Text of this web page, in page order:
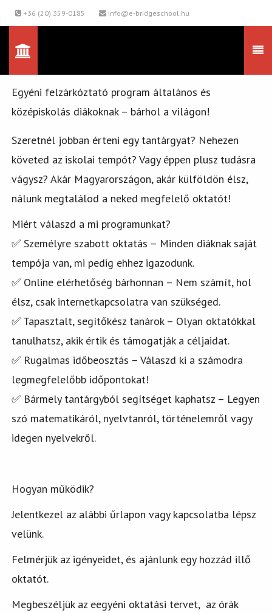
+36 (20) 359-0185 info@e-bridgeschool.hu
Egyéni felzárkóztató program általános és
középiskolás diákoknak – bárhol a világon!
Szeretnél jobban érteni egy tantárgyat? Nehezen
követed az iskolai tempót? Vagy éppen plusz tudásra
vágysz? Akár Magyarországon, akár külföldön élsz,
nálunk megtalálod a neked megfelelő oktatót!
Miért válaszd a mi programunkat?
✅ Személyre szabott oktatás – Minden diáknak saját
tempója van, mi pedig ehhez igazodunk.
✅ Online elérhetőség bárhonnan – Nem számít, hol
élsz, csak internetkapcsolatra van szükséged.
✅ Tapasztalt, segítőkész tanárok – Olyan oktatókkal
tanulhatsz, akik értik és támogatják a céljaidat.
✅ Rugalmas időbeosztás – Válaszd ki a számodra
legmegfelelőbb időpontokat!
✅ Bármely tantárgyból segítséget kaphatsz – Legyen
szó matematikáról, nyelvtanról, történelemről vagy
idegen nyelvekről.
Hogyan működik?
Jelentkezel az alábbi űrlapon vagy kapcsolatba lépsz
velünk.
Felmérjük az igényeidet, és ajánlunk egy hozzád illő
oktatót.
Megbeszéljük az eegyéni oktatási tervet, az órák